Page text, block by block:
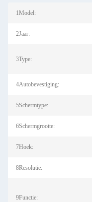
1Model:
2Jaar:
3Type:
4Autobevestiging:
5Schermtype:
6Schermgrootte:
7Hoek:
8Resolutie:
9Functie: